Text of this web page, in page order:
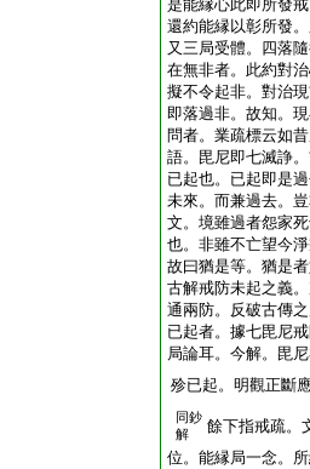
是能縁心此即所發
還約能縁以彰所發
又三局受體。四落
在無非者。此約對
擬不令起非。對治
即落過非。故知。
問者。業疏標云如
語。毘尼即七滅諍
已起也。已起即是
未來。而兼過去。
文。境雖過者怨家
也。非雖不亡望今
故曰猶是等。猶是
古解戒防未起之義
通兩防。反破古傳
已起者。據七毘尼
局論耳。今解。毘
殄已起。明觀正斷
同鈔
解
餘下指戒疏。
位。能縁局一念。